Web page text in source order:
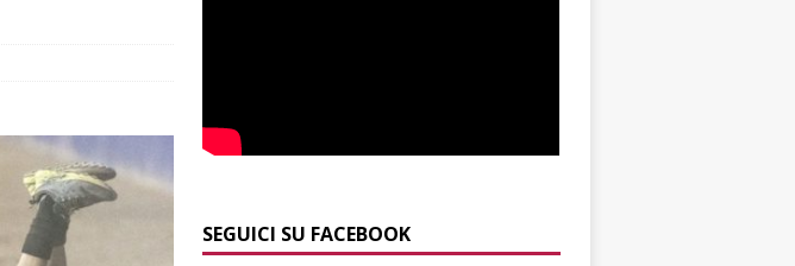
e lotta al
Stefano Belbo è un
SEGUICI SU FACEBOOK